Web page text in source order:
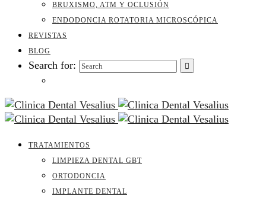
BRUXISMO, ATM Y OCLUSIÓN
ENDODONCIA ROTATORIA MICROSCÓPICA
REVISTAS
BLOG
Search for:
TRATAMIENTOS
LIMPIEZA DENTAL GBT
ORTODONCIA
IMPLANTE DENTAL